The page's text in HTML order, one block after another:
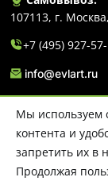
107113, г.
+7 (495) 927-
info@evlart.ru
© 2026 Evlart.
каких
Мы используем
контента и
запретить их в
Продолжая